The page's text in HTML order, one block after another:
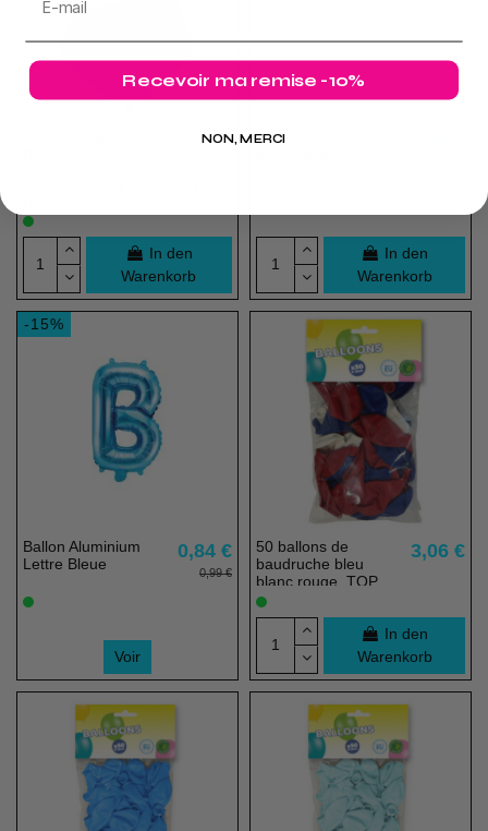
2,95 €
In den
Warenkorb
12 Lampions en
In den
Warenkorb
-15%
Ballon Aluminium
Lettre Bleue
0,84 €
0,99 €
Voir
50 ballons de
baudruche bleu
blanc rouge, TOP
PRIX - 23 cm - 100%
éco responsable
3,06 €
In den
Warenkorb
Recevoir ma remise -10%
NON, MERCI